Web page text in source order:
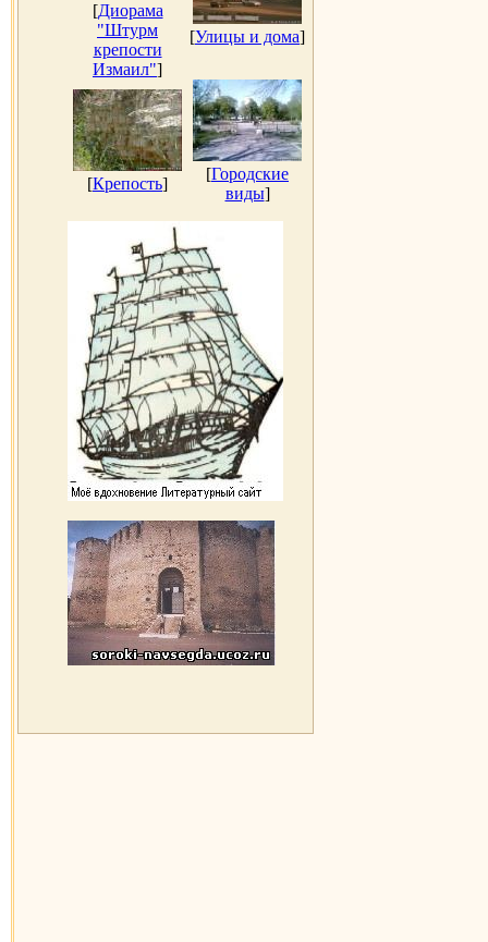
[Диорама
"Штурм
крепости
Измаил"]
[Улицы и дома]
[Крепость]
[Городские
виды]